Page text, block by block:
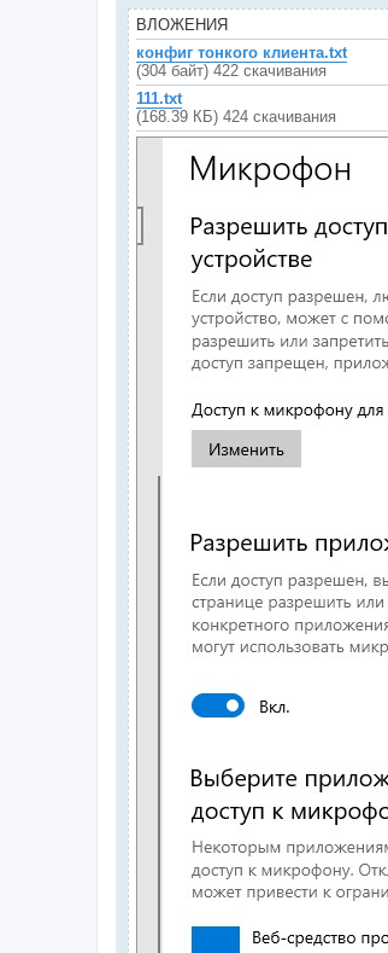
ВЛОЖЕНИЯ
конфиг тонкого клиента.txt
(304 байт) 422 скачивания
111.txt
(168.39 КБ) 424 скачивания